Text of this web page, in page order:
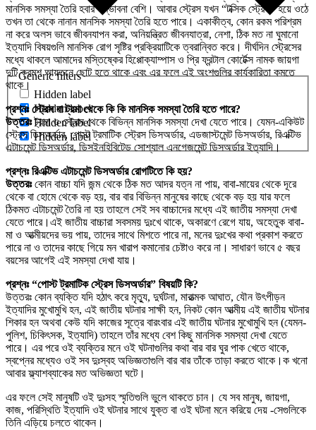
Generic filters
Hidden label
Hidden label
Hidden label
Hidden label
মানসিক সমস্যা তৈরি হবার সম্ভাবনা বেশি। আবার স্ট্রেস যখন “টক্সিক স্ট্রেস” হয়ে ওঠে
তখন তা থেকে নানান মানসিক সমস্যা তৈরি হতে পারে। একাকীত্ব, কোন রকম পরিশ্রম
না করে অলস ভাবে জীবনযাপন করা, অনিয়ন্ত্রিত জীবনযাত্রা, নেশা, ঠিক মত না ঘুমানো
ইত্যাদি বিষয়গুলি মানসিক রোগ সৃষ্টির প্রক্রিয়াটিকে ত্বরান্বিত করে। দীর্ঘদিন স্ট্রেসের
মধ্যে থাকলে আমাদের মস্তিষ্কের হিপ্পোক্যাম্পাস ও প্রি ফ্রন্টাল কোর্টেক্স নামক জায়গা
দুটি ক্রমশ আয়তনে ছোট হতে থাকে এবং এর ফলে এই অংশগুলির কার্যকারিতা কমতে
থাকে।
প্রশ্নঃ স্ট্রেস বা ট্রমা থেকে কি কি মানসিক সমস্যা তৈরি হতে পারে?
উত্তরঃট্রমা ও স্ট্রেস থেকে বিভিন্ন মানসিক সমস্যা দেখা যেতে পারে। যেমন-একিউট
স্ট্রেস ডিসঅর্ডার, পোস্ট ট্রমাটিক স্ট্রেস ডিসঅর্ডার, এডজাস্টমেন্ট ডিসঅর্ডার, রিএক্টিভ
এটাচমেন্ট ডিসঅর্ডার, ডিসইনহিবিটেড সোশ্যাল এনগেজমেন্ট ডিসঅর্ডার ইত্যাদি।
প্রশ্নঃ রিএক্টিভ এটাচমেন্ট ডিসঅর্ডার রোগটিতে কি হয়?
উত্তরঃকোন বাচ্চা যদি জন্ম থেকে ঠিক মত আদর যত্ন না পায়, বাবা-মায়ের থেকে দূরে
থেকে বা হোমে থেকে বড় হয়, বার বার বিভিন্ন মানুষের কাছে থেকে বড় হয় যার ফলে
ঠিকমত এটাচমেন্ট তৈরি না হয় তাহলে সেই সব বাচ্চাদের মধ্যে এই জাতীয় সমস্যা দেখা
যেতে পারে।এই জাতীয় বাচ্চারা সবসময় দুঃখে থাকে, অকারণে রেগে যায়, অহেতুক বাবা-
মা ও আত্মীয়দের ভয় পায়, তাদের সাথে মিশতে পারে না, মনের দুঃখের কথা প্রকাশ করতে
পারে না ও তাদের কাছে গিয়ে মন খারাপ কমানোর চেষ্টাও করে না। সাধারণ ভাবে ৫ বছর
বয়সের আগেই এই সমস্যা দেখা যায়।
প্রশ্নঃ “পোস্ট ট্রমাটিক স্ট্রেস ডিসঅর্ডার” বিষয়টি কি?
উত্তরঃ কোন ব্যক্তি যদি হঠাৎ করে মৃত্যু, দুর্ঘটনা, মারাত্মক আঘাত, যৌন উৎপীড়ন
ইত্যাদির মুখোমুখি হন, এই জাতীয় ঘটনার সাক্ষী হন, নিকট কোন আত্মীয় এই জাতীয় ঘটনার
শিকার হন অথবা কেউ যদি কাজের সূত্রে বারংবার এই জাতীয় ঘটনার মুখোমুখি হন (যেমন-
পুলিশ, চিকিৎসক, ইত্যাদি) তাহলে তাঁর মধ্যে বেশ কিছু মানসিক সমস্যা দেখা যেতে
পারে। এর পরে ওই ব্যক্তির মনে ওই ঘটনাগুলির কথা বার বার ঘুর পাক খেতে থাকে,
স্বপ্নের মধ্যেও ওই সব দুঃস্বহ অভিজ্ঞতাগুলি বার বার তাঁকে তাড়া করতে থাকে।ক খনো
আবার ফ্ল্যাশব্যাকের মত অভিজ্ঞতা ঘটে।
এর ফলে সেই মানুষটি ওই দুঃসহ স্মৃতিগুলি ভুলে থাকতে চান। যে সব মানুষ, জায়গা,
কাজ, পরিস্থিতি ইত্যাদি ওই ঘটনার সাথে যুক্ত বা ওই ঘটনা মনে করিয়ে দেয় -সেগুলিকে
তিনি এড়িয়ে চলতে থাকেন।